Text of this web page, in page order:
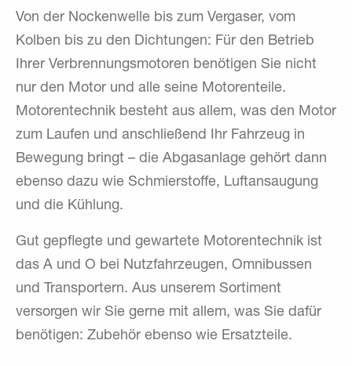
Von der Nockenwelle bis zum Vergaser, vom
Kolben bis zu den Dichtungen: Für den Betrieb
Ihrer Verbrennungsmotoren benötigen Sie nicht
nur den Motor und alle seine Motorenteile.
Motorentechnik besteht aus allem, was den Motor
zum Laufen und anschließend Ihr Fahrzeug in
Bewegung bringt – die Abgasanlage gehört dann
ebenso dazu wie Schmierstoffe, Luftansaugung
und die Kühlung.
Gut gepflegte und gewartete Motorentechnik ist
das A und O bei Nutzfahrzeugen, Omnibussen
und Transportern. Aus unserem Sortiment
versorgen wir Sie gerne mit allem, was Sie dafür
benötigen: Zubehör ebenso wie Ersatzteile.